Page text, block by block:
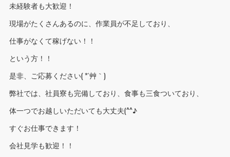
未経験者も大歓迎！
現場がたくさんあるのに、作業員が不足しており、
仕事がなくて稼げない！！
という方！！
是非、ご応募ください( *´艸｀)
弊社では、社員寮も完備しており、食事も三食ついており、
体一つでお越しいただいても大丈夫(^^♪
すぐお仕事できます！
会社見学も歓迎！！